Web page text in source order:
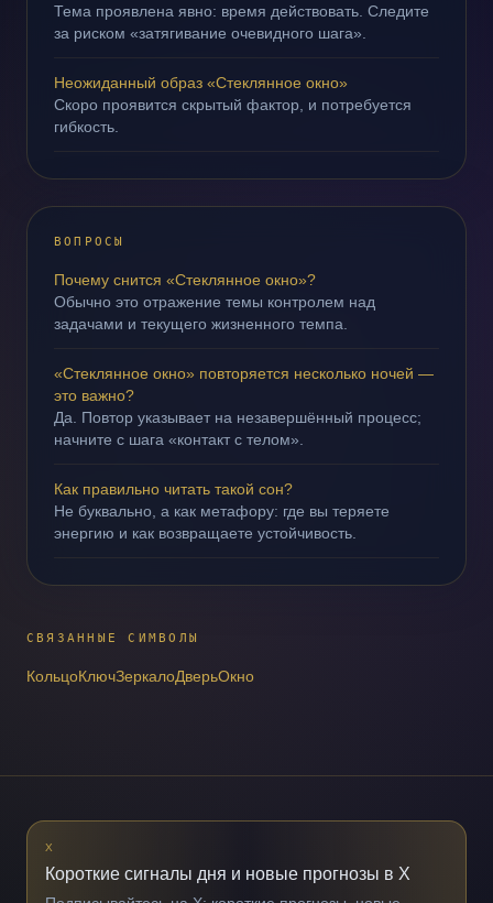
Тема проявлена явно: время действовать. Следите
за риском «затягивание очевидного шага».
Неожиданный образ «Стеклянное окно»
Скоро проявится скрытый фактор, и потребуется
гибкость.
ВОПРОСЫ
Почему снится «Стеклянное окно»?
Обычно это отражение темы контролем над
задачами и текущего жизненного темпа.
«Стеклянное окно» повторяется несколько ночей —
это важно?
Да. Повтор указывает на незавершённый процесс;
начните с шага «контакт с телом».
Как правильно читать такой сон?
Не буквально, а как метафору: где вы теряете
энергию и как возвращаете устойчивость.
СВЯЗАННЫЕ СИМВОЛЫ
КольцоКлючЗеркалоДверьОкно
X
Короткие сигналы дня и новые прогнозы в X